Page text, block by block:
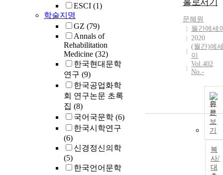
ESCI (1)
학술지명
GZ (79)
Annals of
Rehabilitation
Medicine (32)
한국현대문학
연구 (9)
한국공업화학
회 연구논문 초록
집 (8)
국어국문학 (6)
한국시학연구
(6)
신경정신의학
(5)
한국언어문학
홀로서기
문혜원
월간에세
2020
(월간)에
이
Vol.402
No.-
원
문
보
기
복
사/
대